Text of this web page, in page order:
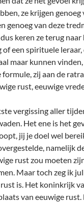
ze krijgen genoeg
genoeg van deze
keren ze terug
een spirituele leraar,
maar kunnen
formule, zij aan de
rust, eeuwige
vergissing aller
Het ene is het
jij je doel wel
namelijk
rust zou moeten
Maar toch zeg ik
is. Het koninkrijk
van eeuwige rust.